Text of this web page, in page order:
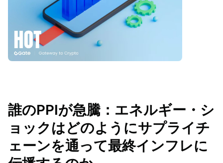
誰のPPIが急騰：エネルギー・シ
ョックはどのようにサプライチ
ェーンを通って最終インフレに